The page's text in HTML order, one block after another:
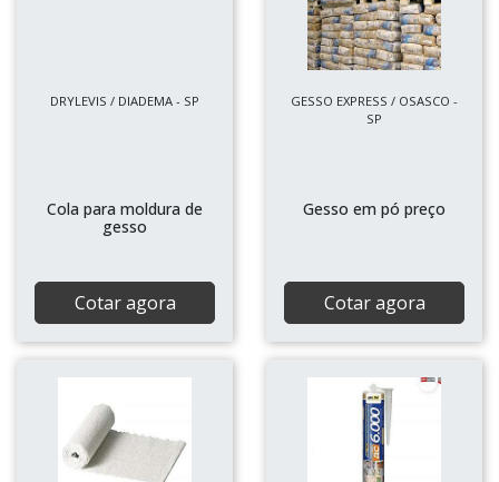
DRYLEVIS / DIADEMA - SP
Cola para moldura de
gesso
Cotar agora
GESSO EXPRESS / OSASCO -
SP
Gesso em pó preço
Cotar agora